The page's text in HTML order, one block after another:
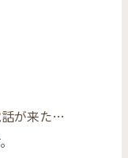
話が来た…